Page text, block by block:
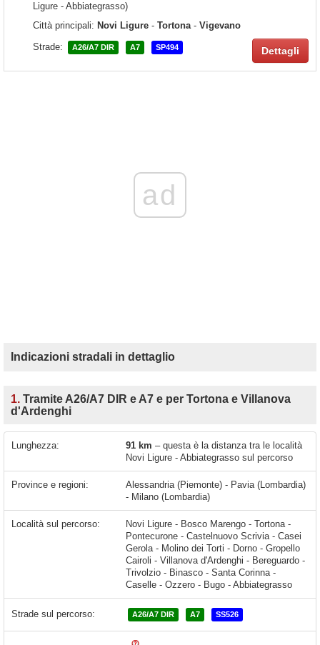
Ligure - Abbiategrasso)
Città principali: Novi Ligure - Tortona- Vigevano
Strade:
A26/A7 DIR A7 SP494 Dettagli
ad
Indicazioni stradali in dettaglio
1. Tramite A26/A7 DIR e A7 e per Tortona e Villanova
d'Ardenghi
Lunghezza: 91 km – questa è la distanza tra le località
Novi Ligure - Abbiategrasso sul percorso
Province e regioni:
Alessandria (Piemonte) - Pavia (Lombardia)
- Milano (Lombardia)
Località sul percorso:
Novi Ligure - Bosco Marengo - Tortona -
Pontecurone - Castelnuovo Scrivia - Casei
Gerola - Molino dei Torti - Dorno - Gropello
Cairoli - Villanova d'Ardenghi - Bereguardo -
Trivolzio - Binasco - Santa Corinna -
Caselle - Ozzero - Bugo - Abbiategrasso
Strade sul percorso: A26/A7 DIR A7 SS526